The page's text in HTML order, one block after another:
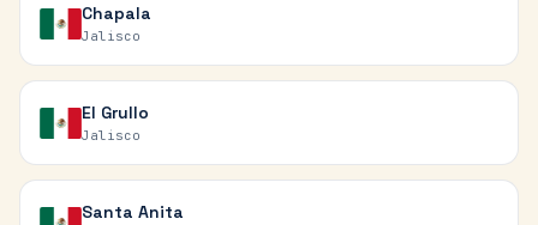
Chapala
Jalisco
El Grullo
Jalisco
Santa Anita